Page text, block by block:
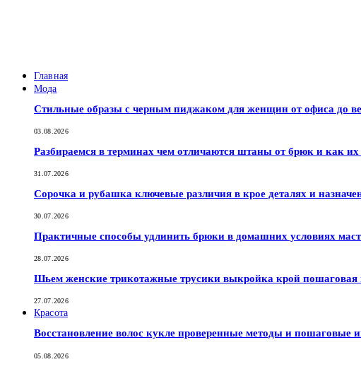
Главная
Мода
Стильные образы с черным пиджаком для женщин от офиса до
03.08.2026
Разбираемся в терминах чем отличаются штаны от брюк и как
31.07.2026
Сорочка и рубашка ключевые различия в крое деталях и
30.07.2026
Практичные способы удлинить брюки в домашних условиях
28.07.2026
Шьем женские трикотажные трусики выкройка крой пошаговая
27.07.2026
Красота
Восстановление волос кукле проверенные методы и пошаговые
05.08.2026